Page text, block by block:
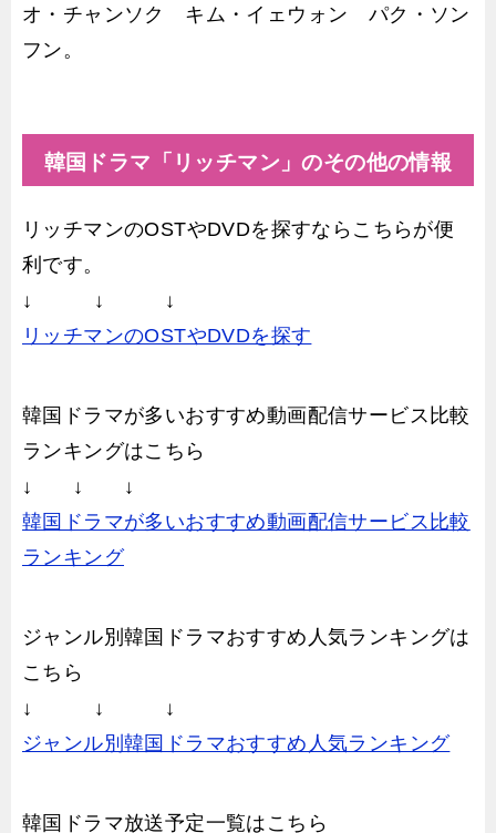
オ・チャンソク キム・イェウォン パク・ソン
フン。
韓国ドラマ「リッチマン」のその他の情報
リッチマンのOSTやDVDを探すならこちらが便
利です。
↓ ↓ ↓
リッチマンのOSTやDVDを探す
韓国ドラマが多いおすすめ動画配信サービス比較
ランキングはこちら
↓ ↓ ↓
韓国ドラマが多いおすすめ動画配信サービス比較
ランキング
ジャンル別韓国ドラマおすすめ人気ランキングは
こちら
↓ ↓ ↓
ジャンル別韓国ドラマおすすめ人気ランキング
韓国ドラマ放送予定一覧はこちら